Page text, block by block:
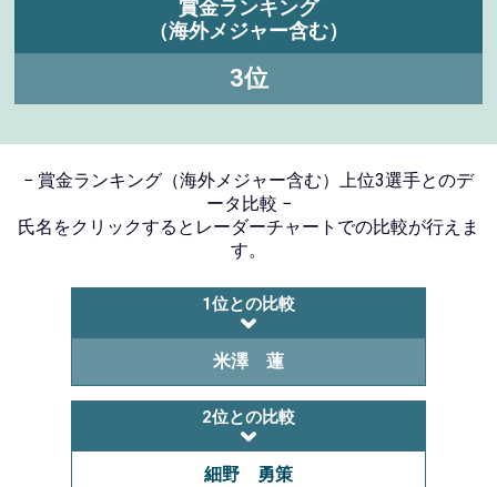
賞金ランキング
（海外メジャー含む）
3位
− 賞金ランキング（海外メジャー含む）上位3選手とのデ
ータ比較 −
氏名をクリックするとレーダーチャートでの比較が行えま
す。
1位との比較
米澤 蓮
2位との比較
細野 勇策